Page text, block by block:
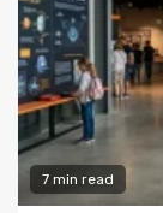
7 min read